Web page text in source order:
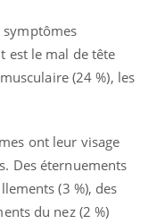
symptômes
est le mal de tête
(24 %), les
ont leur visage
Des éternuements
(3 %), des
du nez (2 %)